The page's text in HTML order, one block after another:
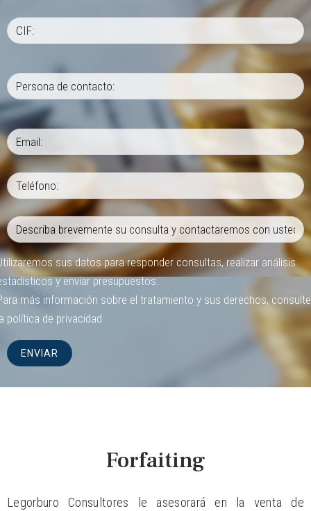
sus datos para responder consultas, realizar análisis
y enviar presupuestos.
más información sobre el tratamiento y sus derechos, consulte
política de privacidad
Forfaiting
Legorburo Consultores le asesorará en la venta de